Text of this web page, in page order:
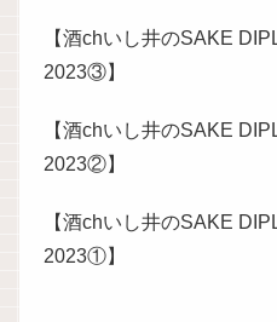
【酒chいし井のSAKE
2023③】
【酒chいし井のSAKE
2023②】
【酒chいし井のSAKE
2023①】